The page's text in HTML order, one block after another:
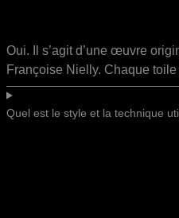
Oui. Il s’agit d’une œuvre
Françoise Nielly. Chaque
Quel est le style et la technique